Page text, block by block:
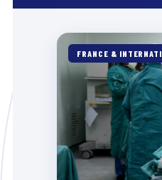
FRANCE &